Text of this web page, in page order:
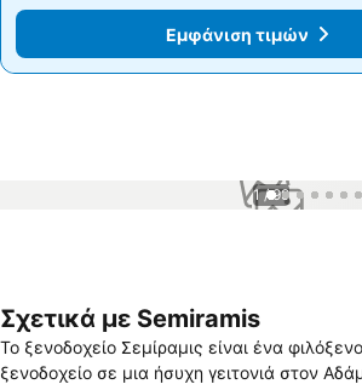
Εμφάνιση τιμών
Εμφάνιση τιμών
1 / 99
Σχετικά με Semiramis
Το ξενοδοχείο Σεμίραμις είναι ένα
ξενοδοχείο σε μια ήσυχη γειτονιά στον